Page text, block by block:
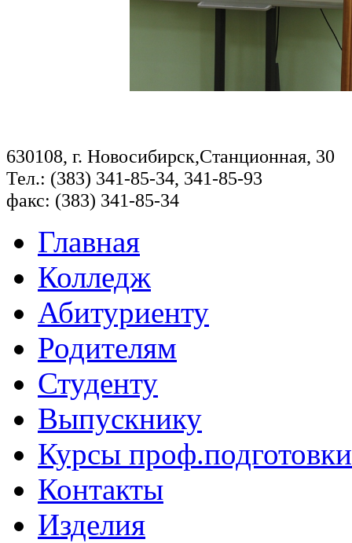
630108, г. Новосибирск,Станционная, 30
Тел.: (383) 341-85-34, 341-85-93
факс: (383) 341-85-34
Главная
Колледж
Абитуриенту
Родителям
Студенту
Выпускнику
Курсы проф.подготовки
Контакты
Изделия